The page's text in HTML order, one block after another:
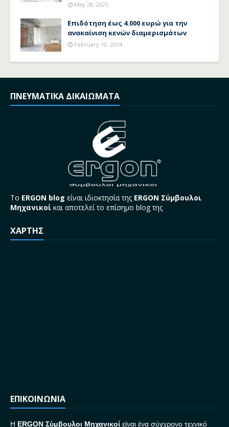
May 28, 2025
Επιδότηση έως 4.000 ευρώ για την
ανακαίνιση κενών διαμερισμάτων
February 10, 2024
ΠΝΕΥΜΑΤΙΚΑ ΔΙΚΑΙΩΜΑΤΑ
Το ERGON blog είναι ιδιοκτησία της ERGON Σύμβουλοι
Μηχανικοί και αποτελεί το επίσημο blog της
ΧΑΡΤΗΣ
ΕΠΙΚΟΙΝΩΝΙΑ
H ERGON Σύμβουλοι Μηχανικοί είναι ένα σύγχρονο τεχνικό